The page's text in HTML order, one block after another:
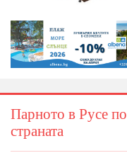
Парното в Русе
страната